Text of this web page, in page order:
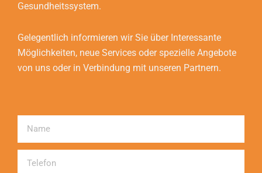
Gesundheitssystem.
Gelegentlich informieren wir Sie über Interessante
Möglichkeiten, neue Services oder spezielle Angebote
von uns oder in Verbindung mit unseren Partnern.
Telefon